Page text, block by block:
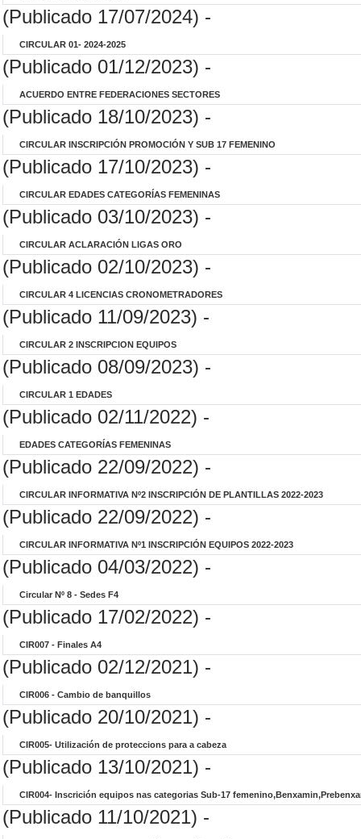
(Publicado 17/07/2024) -
CIRCULAR 01- 2024-2025
(Publicado 01/12/2023) -
ACUERDO ENTRE FEDERACIONES SECTORES
(Publicado 18/10/2023) -
CIRCULAR INSCRIPCIÓN PROMOCIÓN Y SUB 17 FEMENINO
(Publicado 17/10/2023) -
CIRCULAR EDADES CATEGORÍAS FEMENINAS
(Publicado 03/10/2023) -
CIRCULAR ACLARACIÓN LIGAS ORO
(Publicado 02/10/2023) -
CIRCULAR 4 LICENCIAS CRONOMETRADORES
(Publicado 11/09/2023) -
CIRCULAR 2 INSCRIPCION EQUIPOS
(Publicado 08/09/2023) -
CIRCULAR 1 EDADES
(Publicado 02/11/2022) -
EDADES CATEGORÍAS FEMENINAS
(Publicado 22/09/2022) -
CIRCULAR INFORMATIVA Nº2 INSCRIPCIÓN DE PLANTILLAS 2022-2023
(Publicado 22/09/2022) -
CIRCULAR INFORMATIVA Nº1 INSCRIPCIÓN EQUIPOS 2022-2023
(Publicado 04/03/2022) -
Circular Nº 8 - Sedes F4
(Publicado 17/02/2022) -
CIR007 - Finales A4
(Publicado 02/12/2021) -
CIR006 - Cambio de banquillos
(Publicado 20/10/2021) -
CIR005- Utilización de proteccions para a cabeza
(Publicado 13/10/2021) -
CIR004- Inscrición equipos nas categorias Sub-17
(Publicado 11/10/2021) -